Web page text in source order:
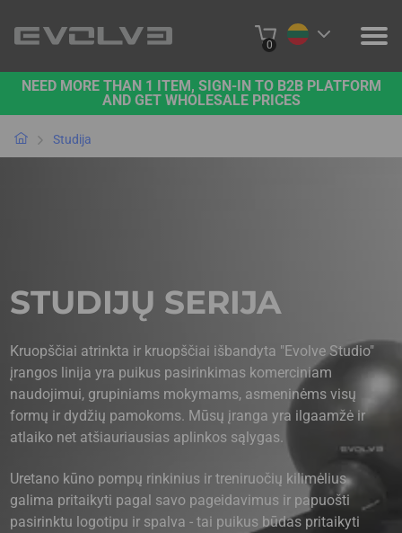
0
PRODUKTAI
PROJEKTAI
PIRKTI INTERNETU
NEED MORE THAN 1 ITEM, SIGN-IN TO B2B PLATFORM
AND GET WHOLESALE PRICES
Studija
STUDIJŲ SERIJA
Kruopščiai atrinkta ir kruopščiai išbandyta "Evolve Studio"
įrangos linija yra puikus pasirinkimas komerciniam
naudojimui, grupiniams mokymams, asmeninėms visų
formų ir dydžių pamokoms. Mūsų įranga yra ilgaamžė ir
atlaiko net atšiauriausias aplinkos sąlygas.
Uretano kūno pompų rinkinius ir treniruočių kilimėlius
galima pritaikyti pagal savo pageidavimus ir papuošti
pasirinktu logotipu ir spalva - tai puikus būdas pritaikyti